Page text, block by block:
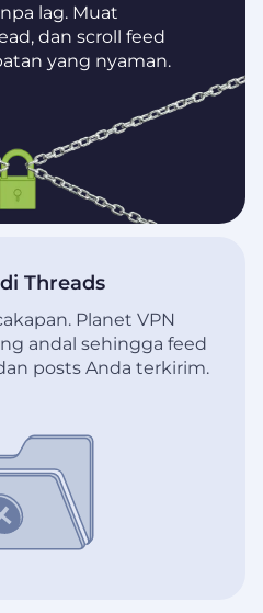
lag. Muat
dan scroll feed
yang nyaman.
Threads
Planet VPN
andal sehingga feed
posts Anda terkirim.